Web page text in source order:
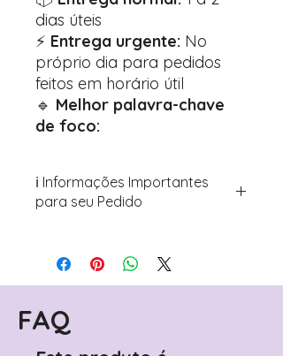
dias úteis
⚡ Entrega urgente: No
próprio dia para pedidos
feitos em horário útil
🔹 Melhor palavra-chave
de foco:
ℹ️ Informações Importantes
para seu Pedido
Avance para a página de checkout
(próximo passo após o carrinho)
Encontre o campo de "Notas do
Pedido"
Adicione ali todos os detalhes de
FAQ